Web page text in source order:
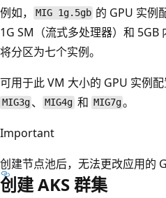
例如，
MIG 1g.5gb 的 GPU 实例
1G SM（流式多处理器）和 5GB
将分区为七个实例。
可用于此 VM 大小的 GPU 实例
MIG3g 、MIG4g和 MIG7g。
Important
创建节点池后，无法更改应用的
创建 AKS 群集